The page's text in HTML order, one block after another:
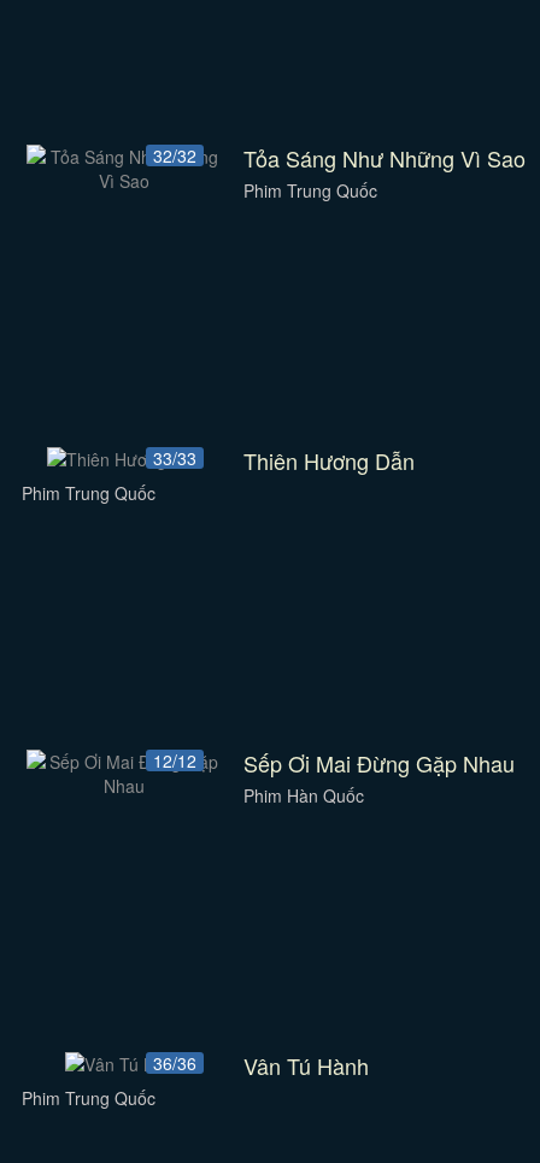
32/32 Tỏa Sáng Như Những Vì Sao
Phim Trung Quốc
33/33 Thiên Hương Dẫn
Phim Trung Quốc
12/12 Sếp Ơi Mai Đừng Gặp Nhau
Phim Hàn Quốc
36/36 Vân Tú Hành
Phim Trung Quốc